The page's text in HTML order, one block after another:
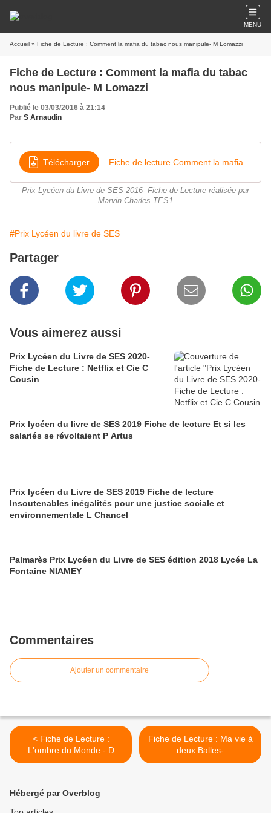
MENU
Accueil » Fiche de Lecture : Comment la mafia du tabac nous manipule- M Lomazzi
Fiche de Lecture : Comment la mafia du tabac
nous manipule- M Lomazzi
Publié le 03/03/2016 à 21:14
Par S Arnaudin
Télécharger
Prix Lycéen du Livre de SES 2016- Fiche de Lecture réalisée par
Marvin Charles TES1
#Prix Lycéen du livre de SES
Partager
Vous aimerez aussi
Prix Lycéen du Livre de SES 2020-
Fiche de Lecture : Netflix et Cie C
Cousin
Prix lycéen du livre de SES 2019 Fiche de lecture Et si les
salariés se révoltaient P Artus
Prix lycéen du Livre de SES 2019 Fiche de lecture
Insoutenables inégalités pour une justice sociale et
environnementale L Chancel
Palmarès Prix Lycéen du Livre de SES édition 2018 Lycée La
Fontaine NIAMEY
Commentaires
Ajouter un commentaire
< Fiche de Lecture :
L'ombre du Monde - D
Fassin
Fiche de Lecture : Ma vie à
deux Balles-
M.Gaudéchoux et
Hébergé par Overblog